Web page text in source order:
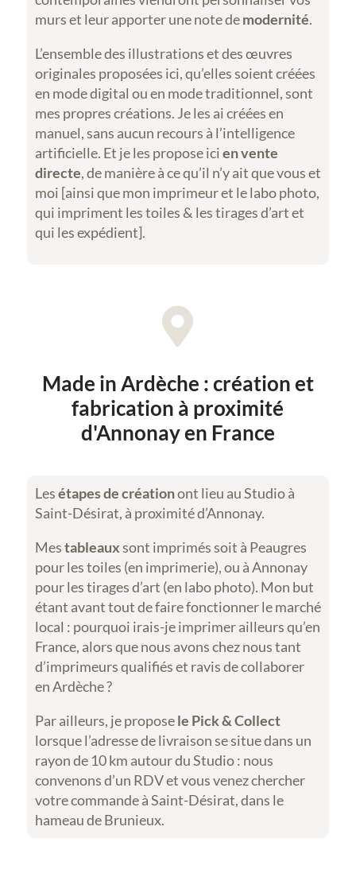
murs et leur apporter une note demodernité.
L’ensemble des illustrations et des œuvres
originales proposées ici, qu’elles soient créées
en mode digital ou en mode traditionnel, sont
mes propres créations. Je les ai créées en
manuel, sans aucun recours à l’intelligence
artificielle. Et je les propose icien vente
directe, de manière à ce qu’il n’y ait que vous et
moi [ainsi que mon imprimeur et le labo photo,
qui impriment les toiles & les tirages d’art et
qui les expédient].

Made in Ardèche : création et
fabrication à proximité
d'Annonay en France
Lesétapes de créationont lieu au Studio à
Saint-Désirat, à proximité d’Annonay.
Mestableauxsont imprimés soit à Peaugres
pour les toiles (en imprimerie), ou à Annonay
pour les tirages d’art (en labo photo). Mon but
étant avant tout de faire fonctionner le marché
local : pourquoi irais-je imprimer ailleurs qu’en
France, alors que nous avons chez nous tant
d’imprimeurs qualifiés et ravis de collaborer
en Ardèche ?
Par ailleurs, je proposele Pick & Collect
lorsque l’adresse de livraison se situe dans un
rayon de 10 km autour du Studio : nous
convenons d’un RDV et vous venez chercher
votre commande à Saint-Désirat, dans le
hameau de Brunieux.